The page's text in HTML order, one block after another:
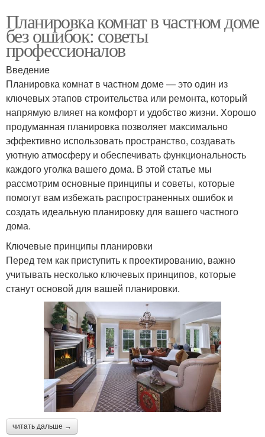
Планировка комнат в частном доме
без ошибок: советы
профессионалов
Введение
Планировка комнат в частном доме — это один из
ключевых этапов строительства или ремонта, который
напрямую влияет на комфорт и удобство жизни. Хорошо
продуманная планировка позволяет максимально
эффективно использовать пространство, создавать
уютную атмосферу и обеспечивать функциональность
каждого уголка вашего дома. В этой статье мы
рассмотрим основные принципы и советы, которые
помогут вам избежать распространенных ошибок и
создать идеальную планировку для вашего частного
дома.
Ключевые принципы планировки
Перед тем как приступить к проектированию, важно
учитывать несколько ключевых принципов, которые
станут основой для вашей планировки.
читать дальше →